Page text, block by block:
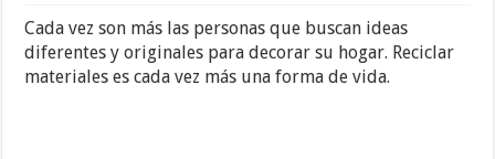
Cada vez son más las personas que buscan ideas
diferentes y originales para decorar su hogar. Reciclar
materiales es cada vez más una forma de vida.